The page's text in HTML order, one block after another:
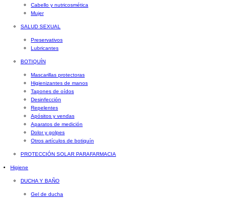
Cabello y nutricosmética
Mujer
SALUD SEXUAL
Preservativos
Lubricantes
BOTIQUÍN
Mascarillas protectoras
Higienizantes de manos
Tapones de oídos
Desinfección
Repelentes
Apósitos y vendas
Aparatos de medición
Dolor y golpes
Otros artículos de botiquín
PROTECCIÓN SOLAR PARAFARMACIA
Higiene
DUCHA Y BAÑO
Gel de ducha